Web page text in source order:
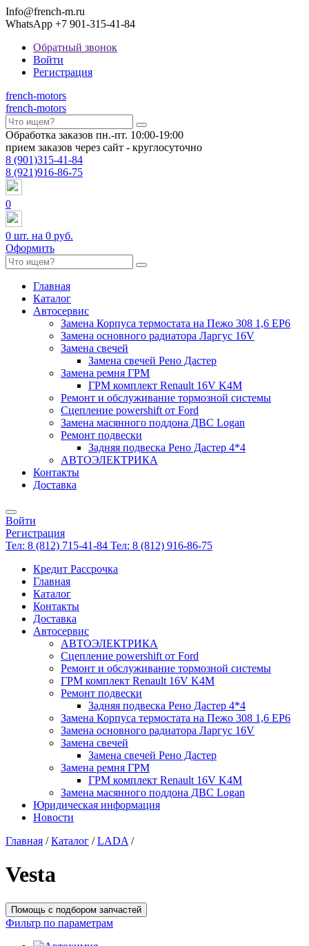
Info@french-m.ru
WhatsApp +7 901-315-41-84
Обратный звонок
Войти
Регистрация
french-motors
french-motors
Обработка заказов пн.-пт. 10:00-19:00
прием заказов через сайт - круглосуточно
8 (901)315-41-84
8 (921)916-86-75
0
0 шт. на 0 руб.
Оформить
Главная
Каталог
Автосервис
Замена Корпуса термостата на Пежо 308 1,6 EP6
Замена основного радиатора Ларгус 16V
Замена свечей
Замена свечей Рено Дастер
Замена ремня ГРМ
ГРМ комплект Renault 16V K4M
Ремонт и обслуживание тормозной системы
Сцепление powershift от Ford
Замена масянного поддона ДВС Logan
Ремонт подвески
Задняя подвеска Рено Дастер 4*4
АВТОЭЛЕКТРИКА
Контакты
Доставка
Войти
Регистрация
Тел: 8 (812) 715-41-84 Тел: 8 (812) 916-86-75
Кредит Рассрочка
Главная
Каталог
Контакты
Доставка
Автосервис
АВТОЭЛЕКТРИКА
Сцепление powershift от Ford
Ремонт и обслуживание тормозной системы
ГРМ комплект Renault 16V K4M
Ремонт подвески
Задняя подвеска Рено Дастер 4*4
Замена Корпуса термостата на Пежо 308 1,6 EP6
Замена основного радиатора Ларгус 16V
Замена свечей
Замена свечей Рено Дастер
Замена ремня ГРМ
ГРМ комплект Renault 16V K4M
Замена масянного поддона ДВС Logan
Юридическая информация
Новости
Главная / Каталог / LADA /
Vesta
Помощь с подбором запчастей
Фильтр по параметрам